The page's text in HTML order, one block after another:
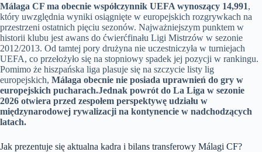
Málaga CF ma obecnie współczynnik UEFA wynoszący 14,991,
który uwzględnia wyniki osiągnięte w europejskich rozgrywkach na
przestrzeni ostatnich pięciu sezonów. Najważniejszym punktem w
historii klubu jest awans do ćwierćfinału Ligi Mistrzów w sezonie
2012/2013. Od tamtej pory drużyna nie uczestniczyła w turniejach
UEFA, co przełożyło się na stopniowy spadek jej pozycji w rankingu.
Pomimo że hiszpańska liga plasuje się na szczycie listy lig
europejskich, Málaga obecnie nie posiada uprawnień do gry w
europejskich pucharach.Jednak powrót do La Liga w sezonie
2026 otwiera przed zespołem perspektywę udziału w
międzynarodowej rywalizacji na kontynencie w nadchodzących
latach.
Jak prezentuje się aktualna kadra i bilans transferowy Málagi CF?